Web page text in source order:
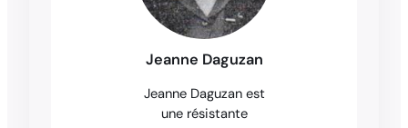
Jeanne Daguzan
Jeanne Daguzan est
une résistante